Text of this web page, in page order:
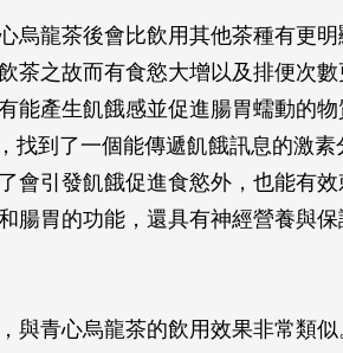
烏龍茶後會比飲用其他茶種有更
茶之故而有食慾大增以及排便次
能產生飢餓感並促進腸胃蠕動的
找到了一個能傳遞飢餓訊息的激
會引發飢餓促進食慾外，也能有
腸胃的功能，還具有神經營養與
與青心烏龍茶的飲用效果非常類似